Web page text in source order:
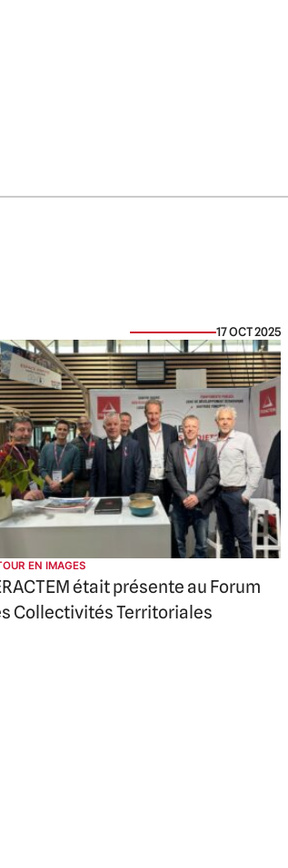
17 OCT 2025
EN IMAGES
était présente au Forum
Collectivités Territoriales